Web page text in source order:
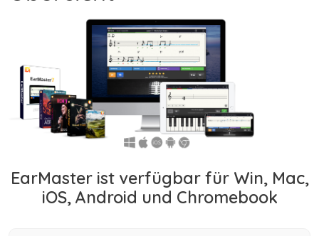
EarMaster ist verfügbar für Win, Mac,
iOS, Android und Chromebook